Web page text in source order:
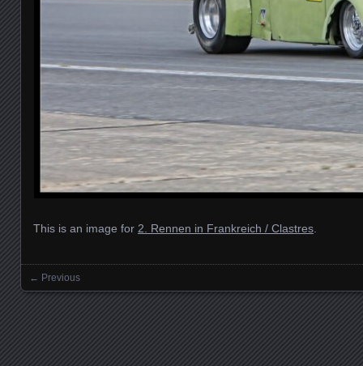
This is an image for 2. Rennen in Frankreich / Clastres
Images navigation
← Previous